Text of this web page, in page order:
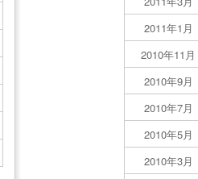
2011年1月
2010年11月
2010年9月
2010年7月
2010年5月
2010年3月